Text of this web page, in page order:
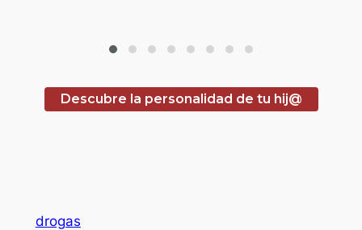
Descubre la personalidad de tu hij@
drogas